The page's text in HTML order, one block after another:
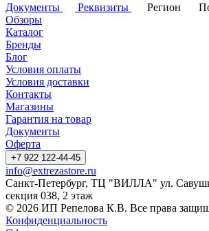
Документы
Реквизиты Регион
Обзоры
Каталог
Бренды
Блог
Условия оплаты
Условия доставки
Контакты
Магазины
Гарантия на товар
Документы
Оферта
+7 922 122-44-45
info@extrezastore.ru
Санкт-Петербург, ТЦ "ВИЛЛА" ул.
секция 038, 2 этаж
© 2026 ИП Репелова К.В. Все права
Конфиденциальность